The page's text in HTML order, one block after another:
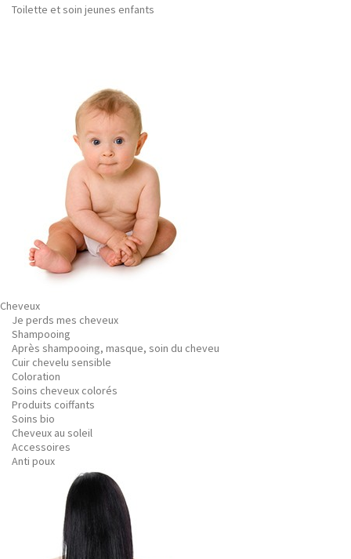
Toilette et soin jeunes enfants
Cheveux
Je perds mes cheveux
Shampooing
Après shampooing, masque, soin du cheveu
Cuir chevelu sensible
Coloration
Soins cheveux colorés
Produits coiffants
Soins bio
Cheveux au soleil
Accessoires
Anti poux